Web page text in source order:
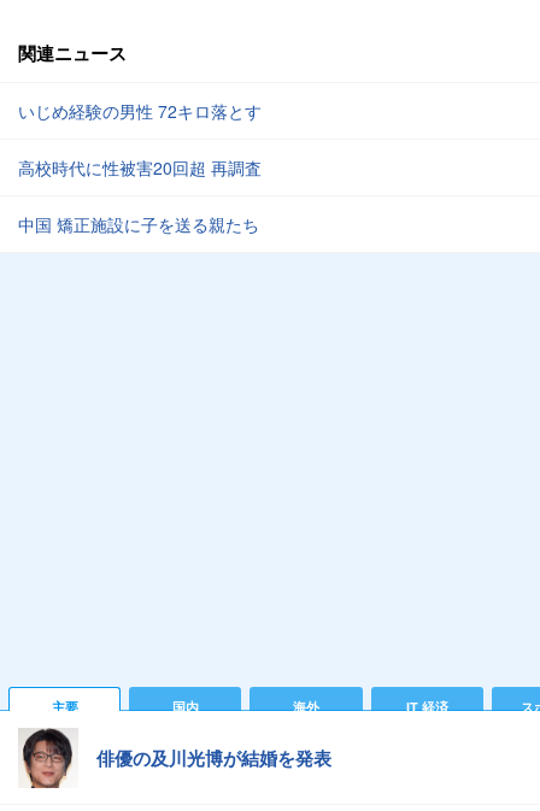
関連ニュース
いじめ経験の男性 72キロ落とす
高校時代に性被害20回超 再調査
中国 矯正施設に子を送る親たち
主要 国内 海外 IT 経済 ス
俳優の及川光博が結婚を発表